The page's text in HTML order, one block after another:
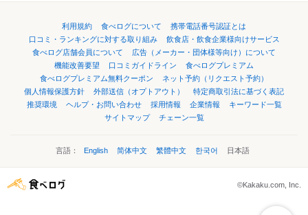
利用規約 食べログについて
携帯電話番号認証とは
口コミ・ランキングに対する取り組み
飲食店・飲食企業様向けサービス
食べログ店舗会員について
広告（メーカー・団体様等向け）について
機能改善要望
口コミガイドライン
食べログプレミアム
食べログプレミアム無料クーポン
ネット予約（リクエスト予約）
個人情報保護方針
外部送信（オプトアウト）
特定商取引法に基づく表記
推奨環境
ヘルプ・お問い合わせ 採用情報 企業情報
キーワード一覧
サイトマップ
チェーン一覧
言語： English 简体中文 繁體中文 한국어 日本語
©Kakaku.com, Inc.